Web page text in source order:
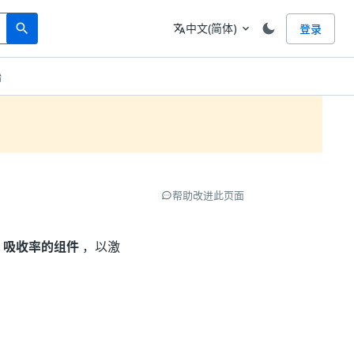
search
Search 语言
translate中文(简体) expand_more 登录
收率的组件 ，以激
帮助改进此页面